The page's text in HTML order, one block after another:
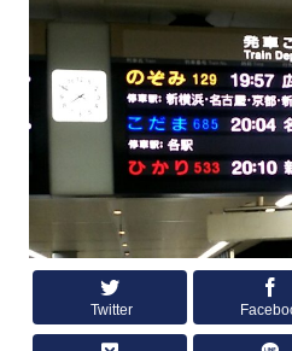
Twitter